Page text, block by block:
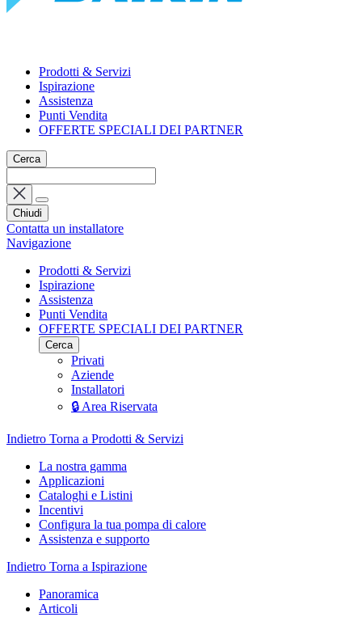
Prodotti & Servizi
Ispirazione
Assistenza
Punti Vendita
OFFERTE SPECIALI DEI PARTNER
Cerca
Chiudi
Contatta un installatore
Navigazione
Prodotti & Servizi
Ispirazione
Assistenza
Punti Vendita
OFFERTE SPECIALI DEI PARTNER
Cerca
Privati
Aziende
Installatori
🔒 Area Riservata
Indietro Torna a Prodotti & Servizi
La nostra gamma
Applicazioni
Cataloghi e Listini
Incentivi
Configura la tua pompa di calore
Assistenza e supporto
Indietro Torna a Ispirazione
Panoramica
Articoli